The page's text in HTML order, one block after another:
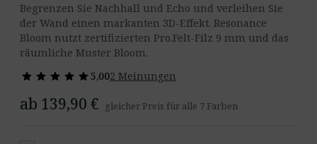
Begrenzen Sie Nachhall und Echo und verleihen Sie
der Wand einen markanten 3D-Effekt. Resonance
Bloom nutzt zertifizierten Pro.Felt-Filz 9 mm und das
räumliche Muster Bloom.
star star star star star
star star star star star5,002 Meinungen
ab 139,90 € gleicher Preis für alle 7 Farben